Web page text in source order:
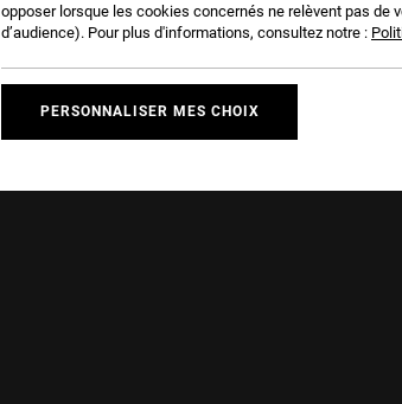
opposer lorsque les cookies concernés ne relèvent pas
d’audience). Pour plus d'informations, consultez notre :
PERSONNALISER MES CHOIX